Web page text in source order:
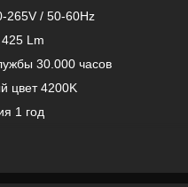
265V / 50-60Hz
Lm
30.000 часов
цвет 4200K
1 год